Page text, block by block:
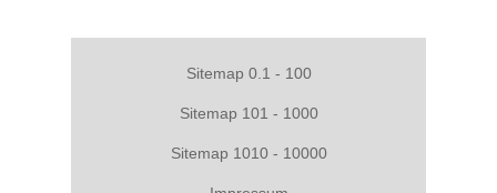
Sitemap 0.1 - 100
Sitemap 101 - 1000
Sitemap 1010 - 10000